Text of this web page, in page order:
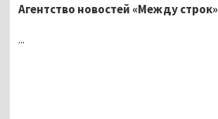
Агентство новостей «Между строк»
...